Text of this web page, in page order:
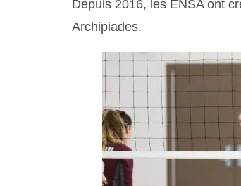
Depuis 2016, les ENSA ont
Archipiades.